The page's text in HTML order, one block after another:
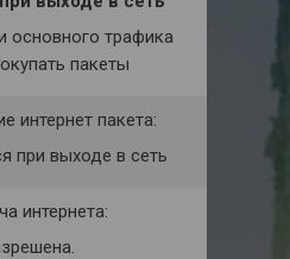
основного трафика
пакеты
интернет пакета:
при выходе в сеть
интернета: